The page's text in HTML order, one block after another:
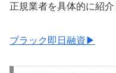
正規業者を具体的に紹介
ブラック即日融資▶